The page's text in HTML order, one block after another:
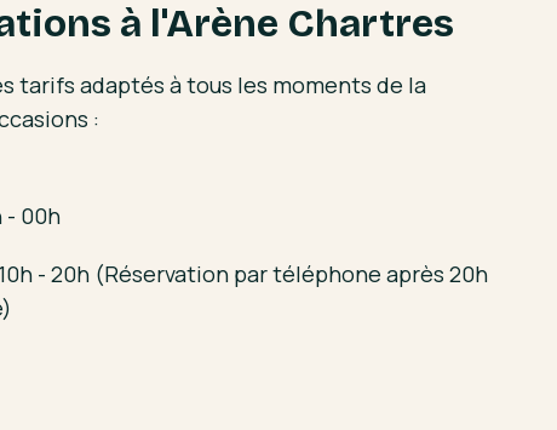
à l'Arène Chartres
tarifs adaptés à tous les moments de la
:
- 00h
- 20h (Réservation par téléphone après 20h